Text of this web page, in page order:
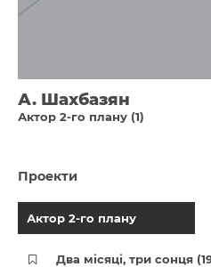
А. Шахбазян
Актор 2-го плану (1)
Проекти
Актор 2-го плану
Два місяці, три сонця